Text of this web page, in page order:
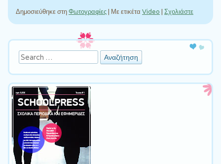
Δημοσιεύθηκε στηΦωτογραφίες| Με ετικέτα Video | Σχολιάστε
Πλοήγηση άρθρων
Αναζήτηση